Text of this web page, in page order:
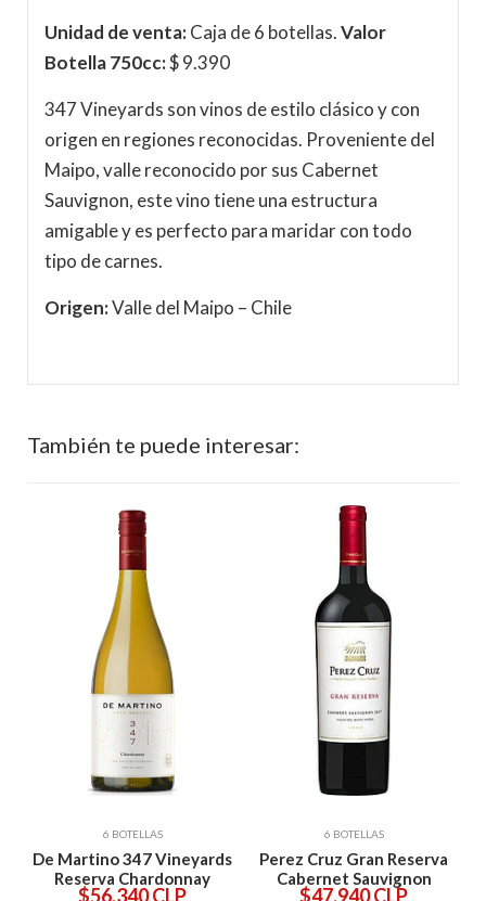
Unidad de venta:Caja de 6 botellas.Valor
Botella 750cc:$ 9.390
347 Vineyards son vinos de estilo clásico y con
origen en regiones reconocidas. Proveniente del
Maipo, valle reconocido por sus Cabernet
Sauvignon, este vino tiene una estructura
amigable y es perfecto para maridar con todo
tipo de carnes.
Origen:Valle del Maipo – Chile
También te puede interesar:
6 BOTELLAS
De Martino 347 Vineyards
Reserva Chardonnay
$56.340 CLP
6 BOTELLAS
Perez Cruz Gran Reserva
Cabernet Sauvignon
$47.940 CLP